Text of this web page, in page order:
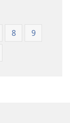
heliga
skrift
heliga
skrift
8
9